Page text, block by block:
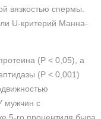
вязкостью спермы.
U-критерий Манна-
(Р < 0,05), а
(Р < 0,001)
мужчин с